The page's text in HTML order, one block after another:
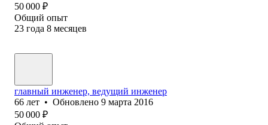
50 000 ₽
Общий опыт
23 года 8 месяцев
главный инженер, ведущий инженер
66 лет • Обновлено 9 марта 2016
50 000 ₽